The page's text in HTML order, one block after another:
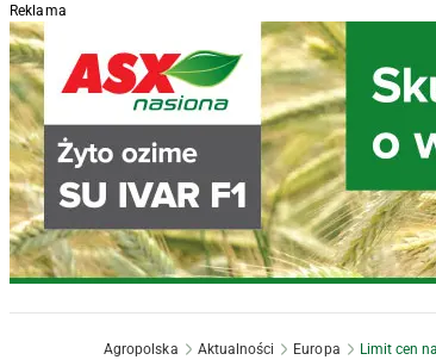
Reklama
Agropolska Aktualności Europa Limit cen